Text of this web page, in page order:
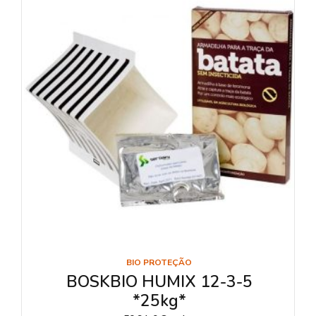
BIO PROTEÇÃO
BOSKBIO HUMIX 12-3-5
*25kg*